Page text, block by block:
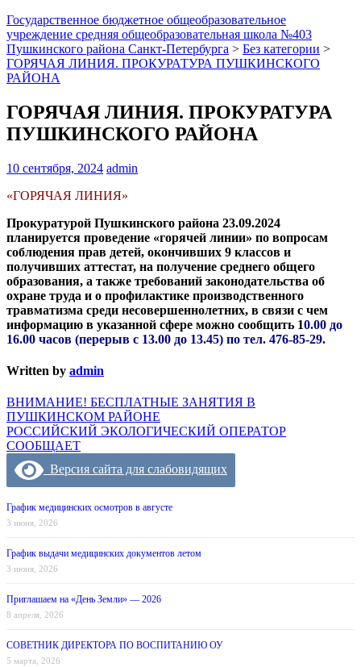
Государственное бюджетное общеобразовательное
учреждение средняя общеобразовательная школа №403
Пушкинского района Санкт-Петербурга > Без категории >
ГОРЯЧАЯ ЛИНИЯ. ПРОКУРАТУРА ПУШКИНСКОГО
РАЙОНА
ГОРЯЧАЯ ЛИНИЯ. ПРОКУРАТУРА
ПУШКИНСКОГО РАЙОНА
10 сентября, 2024 admin
«ГОРЯЧАЯ ЛИНИЯ»
Прокуратурой Пушкинского района 23.09.2024
планируется проведение «горячей линии» по вопросам
соблюдения прав детей, окончивших 9 классов и
получивших аттестат, на получение среднего общего
образования, а также требований законодательства об
охране труда и о профилактике производственного
травматизма среди несовершеннолетних, в связи с чем
информацию в указанной сфере можно сообщить 10.00 до
16.00 часов (перерыв с 13.00 до 13.45) по тел. 476-85-29.
Written by admin
Навигация
по
записям
ВНИМАНИЕ! БЕСПЛАТНЫЕ ЗАНЯТИЯ В
ПУШКИНСКОМ РАЙОНЕ
РОССИЙСКИЙ ЭКОЛОГИЧЕСКИЙ ОПЕРАТОР
СООБЩАЕТ
Версия сайта для слабовидящих
График медицинских осмотров в августе
3 июня, 2026
График выдачи медицинских документов летом
3 июня, 2026
Приглашаем на «День Земли» — 2026
8 апреля, 2026
СОВЕТНИК ДИРЕКТОРА ПО ВОСПИТАНИЮ ОУ
5 марта, 2026